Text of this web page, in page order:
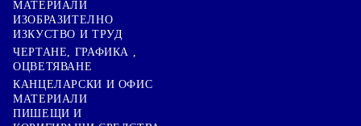
МАТЕРИАЛИ
ИЗОБРАЗИТЕЛНО
ИЗКУСТВО И ТРУД
ЧЕРТАНЕ, ГРАФИКА ,
ОЦВЕТЯВАНЕ
КАНЦЕЛАРСКИ И ОФИС
МАТЕРИАЛИ
ПИШЕЩИ И